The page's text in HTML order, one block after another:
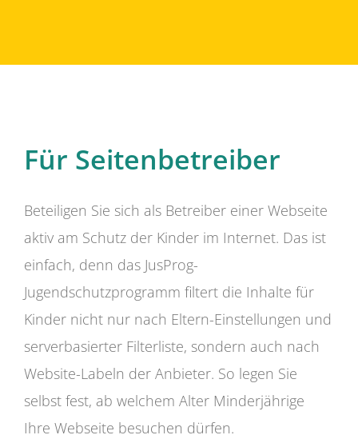
Für Seitenbetreiber
Beteiligen Sie sich als Betreiber einer Webseite
aktiv am Schutz der Kinder im Internet. Das ist
einfach, denn das JusProg-
Jugendschutzprogramm filtert die Inhalte für
Kinder nicht nur nach Eltern-Einstellungen und
serverbasierter Filterliste, sondern auch nach
Website-Labeln der Anbieter. So legen Sie
selbst fest, ab welchem Alter Minderjährige
Ihre Webseite besuchen dürfen.